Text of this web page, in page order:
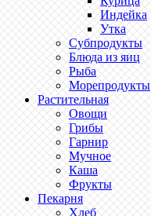
Индейка
Утка
Субпродукты
Блюда из яиц
Рыба
Морепродукты
Растительная
Овощи
Грибы
Гарнир
Мучное
Каша
Фрукты
Пекарня
Хлеб